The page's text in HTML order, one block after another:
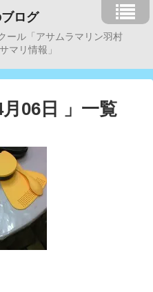
ログ
ール「アサムラマリン羽村
マリ情報」
月06日 」一覧